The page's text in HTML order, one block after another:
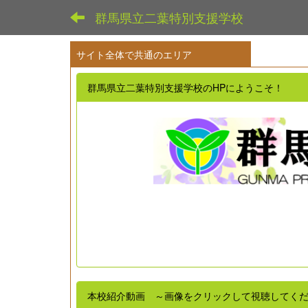
群馬県立二葉特別支援学校
サイト全体で共通のエリア
群馬県立二葉特別支援学校のHPにようこそ！
本校紹介動画 ～画像をクリックして視聴してく